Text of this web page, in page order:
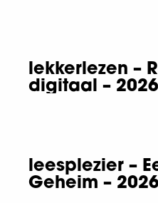
lekkerlezen –
digitaal – 2026
leesplezier –
Geheim –